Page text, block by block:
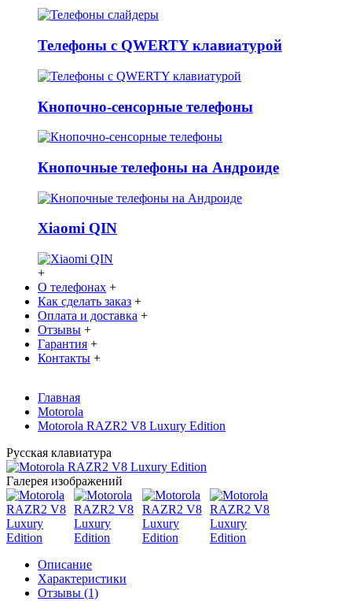
Телефоны с QWERTY клавиатурой
Кнопочно-сенсорные телефоны
Кнопочные телефоны на Андроиде
Xiaomi QIN
+
О телефонах +
Как сделать заказ +
Оплата и доставка +
Отзывы +
Гарантия +
Контакты +
Главная
Motorola
Motorola RAZR2 V8 Luxury Edition
Русская клавиатура
Галерея изображений
Описание
Характеристики
Отзывы (1)